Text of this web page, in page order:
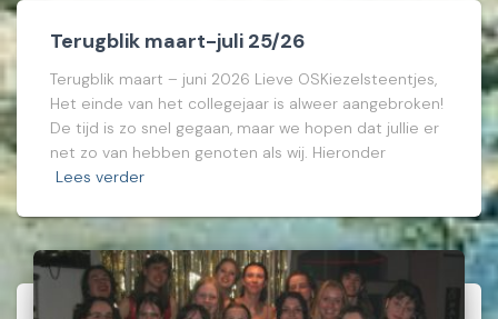
Terugblik maart-juli 25/26
Terugblik maart – juni 2026 Lieve OSKiezelsteentjes,
Het einde van het collegejaar is alweer aangebroken!
De tijd is zo snel gegaan, maar we hopen dat jullie er
net zo van hebben genoten als wij. Hieronder
Lees verder